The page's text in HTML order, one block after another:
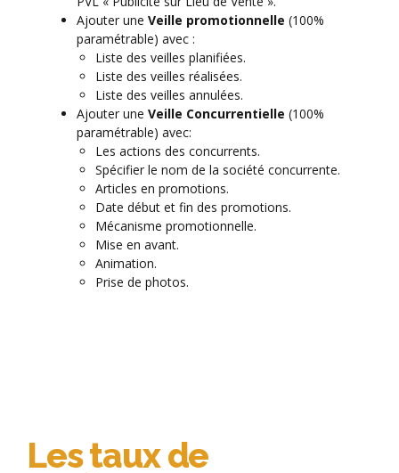
Ajouter une Veille promotionnelle (100%
paramétrable) avec :
Liste des veilles planifiées.
Liste des veilles réalisées.
Liste des veilles annulées.
Ajouter une Veille Concurrentielle (100%
paramétrable) avec:
Les actions des concurrents.
Spécifier le nom de la société concurrente.
Articles en promotions.
Date début et fin des promotions.
Mécanisme promotionnelle.
Mise en avant.
Animation.
Prise de photos.
Les taux de